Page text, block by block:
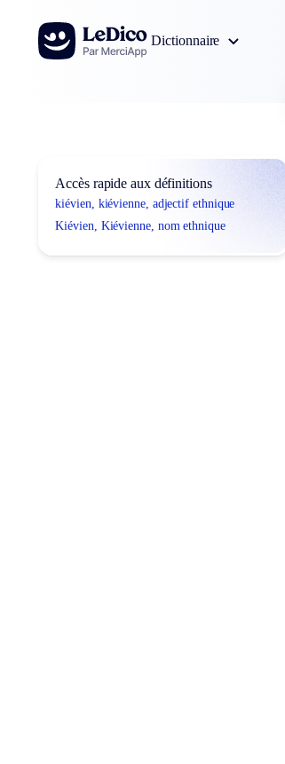
Aller au contenu
Dictionnaire
Accès rapide aux définitions
kiévien, kiévienne, adjectif ethnique
Kiévien, Kiévienne, nom ethnique